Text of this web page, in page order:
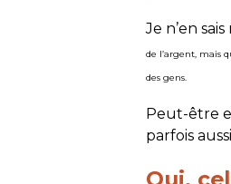
Je n’en sais
de l’argent, mais
des gens.
Peut-être
parfois